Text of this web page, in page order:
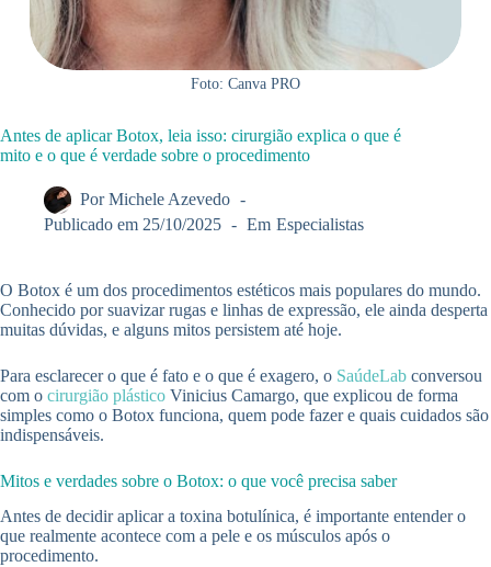
Foto: Canva PRO
Antes de aplicar Botox, leia isso: cirurgião explica o que é
mito e o que é verdade sobre o procedimento
Por Michele Azevedo
Publicado em 25/10/2025 Em Especialistas
O Botox é um dos procedimentos estéticos mais populares do mundo.
Conhecido por suavizar rugas e linhas de expressão, ele ainda desperta
muitas dúvidas, e alguns mitos persistem até hoje.
Para esclarecer o que é fato e o que é exagero, o SaúdeLab conversou
com o cirurgião plástico Vinicius Camargo, que explicou de forma
simples como o Botox funciona, quem pode fazer e quais cuidados são
indispensáveis.
Mitos e verdades sobre o Botox: o que você precisa saber
Antes de decidir aplicar a toxina botulínica, é importante entender o
que realmente acontece com a pele e os músculos após o
procedimento.